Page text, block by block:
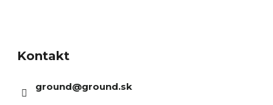
Kontakt
ground@ground.sk